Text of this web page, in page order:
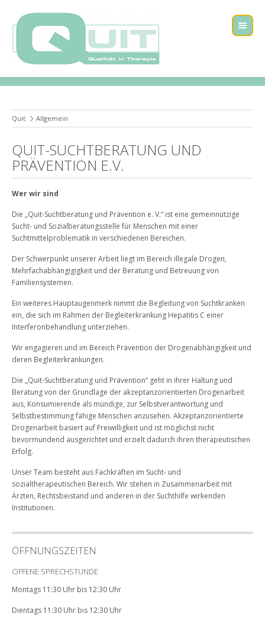
Quit Allgemein
QUIT-SUCHTBERATUNG UND
PRÄVENTION E.V.
Wer wir sind
Die „Quit-Suchtberatung und Prävention e. V.“ ist eine gemeinnützige
Sucht- und Sozialberatungsstelle für Menschen mit einer
Suchtmittelproblematik in verschiedenen Bereichen.
Der Schwerpunkt unserer Arbeit liegt im Bereich illegale Drogen,
Mehrfachabhängigigkeit und der Beratung und Betreuung von
Familiensystemen.
Ein weiteres Hauptaugenmerk nimmt die Begleitung von Suchtkranken
ein, die sich im Rahmen der Begleiterkrankung Hepatitis C einer
Interferonbehandlung unterziehen.
Wir engagieren und im Bereich Prävention der Drogenabhängigkeit und
deren Begleiterkrankungen.
Die „Quit-Suchtberatung und Prävention“ geht in ihrer Haltung und
Beratung von der Grundlage der akzeptanzorientierten Drogenarbeit
aus, Konsumierende als mündige, zur Selbstverantwortung und
Selbstbestimmung fähige Menschen anzusehen. Akzeptanzorientierte
Drogenarbeit basiert auf Freiwilligkeit und ist möglichst nicht
bevormundend ausgerichtet und erzielt dadurch ihren therapeutischen
Erfolg.
Unser Team besteht aus Fachkräften im Sucht- und
sozialtherapeutischen Bereich. Wir stehen in Zusammenarbeit mit
Ärzten, Rechtsbeistand und anderen in der Suchthilfe wirkenden
Institutionen.
ÖFFNUNGSZEITEN
OFFENE SPRECHSTUNDE
Montags 11:30 Uhr bis 12:30 Uhr
Dientags 11:30 Uhr bis 12:30 Uhr